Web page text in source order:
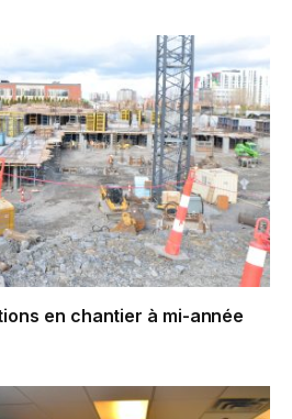
en chantier à mi-année